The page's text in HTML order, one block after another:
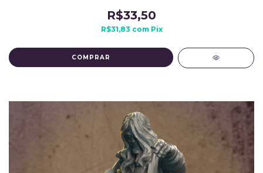
R$33,50
R$31,83 com Pix
COMPRAR